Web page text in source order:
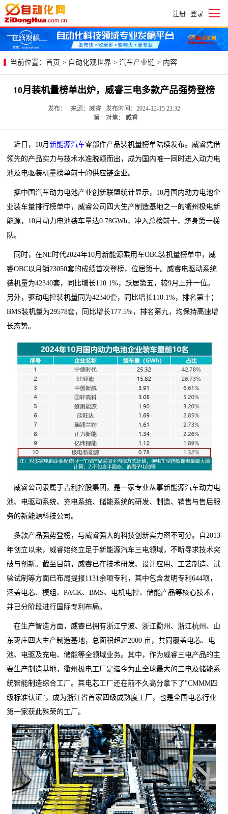
注册 | 登录
当前位置： 首页 > 自动化观世界 > 汽车产业链 > 内容
10月装机量榜单出炉，威睿三电多款产品强势登榜
发布： 来源：威睿 发布时间：2024-12-15 23:32
第一对焦：
威睿
近日，10月新能源汽车零部件产品装机量榜单陆续发布。威睿凭借
领先的产品实力与技术水准脱颖而出，成为国内唯一同时进入动力电
池及电驱装机量榜单前十的供应链企业。
据中国汽车动力电池产业创新联盟统计显示，10月国内动力电池企
业装车量排行榜单中，威睿公司四大生产制造基地之一的衢州极电新
能源，10月动力电池装车量达0.78GWh，冲入总榜前十，跻身第一梯
队。
同时，在NE时代2024年10月新能源乘用车OBC装机量榜单中，威
睿OBC以月销23050套的成绩首次登榜，位居第十。威睿电驱动系统
装机量为42340套，同比增长110.1%，跃居第五，较9月上升一位。
另外，驱动电控装机量同为42340套，同比增长110.1%，排名第十；
BMS装机量为29578套，同比增长177.5%，排名第九，均保持高速增
长态势。
威睿公司隶属于吉利控股集团，是一家专业从事新能源汽车动力电
池、电驱动系统、充电系统、储能系统的研发、制造、销售与售后服
务的新能源科技公司。
多款产品强势登榜，与威睿强大的科技创新实力密不可分。自2013
年创立以来，威睿始终立足于新能源汽车三电领域，不断寻求技术突
破与创新。截至目前，威睿已在技术研发、设计应用、工艺制造、试
验试制等方面已布局提报1131余项专利，其中包含发明专利644项，
涵盖电芯、模组、PACK、BMS、电机电控、储能产品等核心技术，
并已分阶段进行国际专利布局。
在生产智造方面，威睿已拥有浙江宁波、浙江衢州、浙江杭州、山
东枣庄四大生产制造基地，总面积超过2000 亩，共同覆盖电芯、电
池、电驱及充电、储能等全领域业务。其中，作为威睿三电产品的主
要生产制造基地，衢州极电工厂是迄今为止全球最大的三电及储能系
统智能制造综合工厂。其电芯工厂还在前不久高分拿下了"CMMM四
级标准认证"，成为浙江省首家四级成熟度工厂，也是全国电芯行业
第一家获此殊荣的工厂。